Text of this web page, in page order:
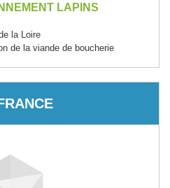
LAPINS
la Loire
de la viande de boucherie